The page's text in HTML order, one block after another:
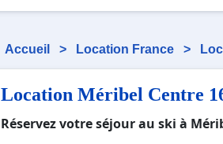
Accueil > Location France >
Location Méribel Centre
Réservez votre séjour au ski à